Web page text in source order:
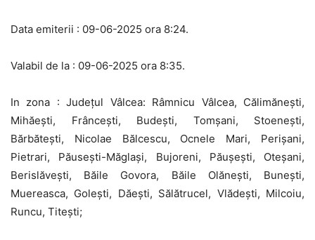
Data emiterii : 09-06-2025 ora 8:24.
Valabil de la : 09-06-2025 ora 8:35.
In zona : Județul Vâlcea: Râmnicu Vâlcea, Călimănești,
Mihăești, Frâncești, Budești, Tomșani, Stoenești,
Bărbătești, Nicolae Bălcescu, Ocnele Mari, Perișani,
Pietrari, Păusești-Măglași, Bujoreni, Păușești, Oteșani,
Berislăvești, Băile Govora, Băile Olănești, Bunești,
Muereasca, Golești, Dăești, Sălătrucel, Vlădești, Milcoiu,
Runcu, Titești;